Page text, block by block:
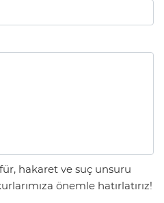
hakaret ve suç unsuru
önemle hatırlatırız!